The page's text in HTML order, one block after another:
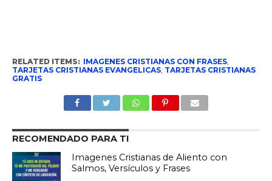
RELATED ITEMS: IMAGENES CRISTIANAS CON FRASES,
TARJETAS CRISTIANAS EVANGELICAS, TARJETAS CRISTIANAS
GRATIS
RECOMENDADO PARA TI
Imagenes Cristianas de Aliento con
Salmos, Versículos y Frases